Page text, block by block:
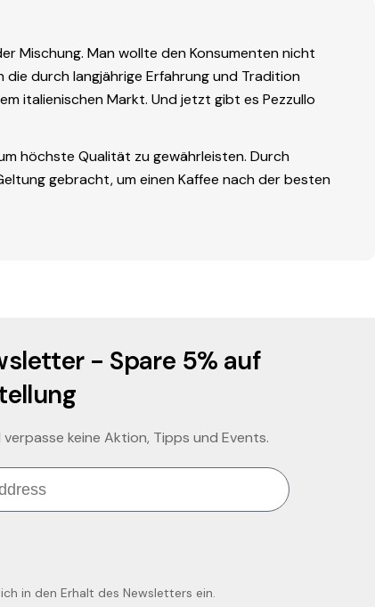
Mischung. Man wollte den Konsumenten nicht
durch langjährige Erfahrung und Tradition
italienischen Markt. Und jetzt gibt es Pezzullo
höchste Qualität zu gewährleisten. Durch
gebracht, um einen Kaffee nach der besten
- Spare 5% auf
keine Aktion, Tipps und Events.
in den Erhalt des Newsletters ein.